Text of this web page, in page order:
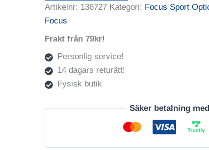
mobiladapter
mängd
Artikelnr: 136727 Kategori: Focus Sport
Focus
Frakt från 79kr!
Personlig service!
14 dagars returätt!
Fysisk butik
Säker betalning